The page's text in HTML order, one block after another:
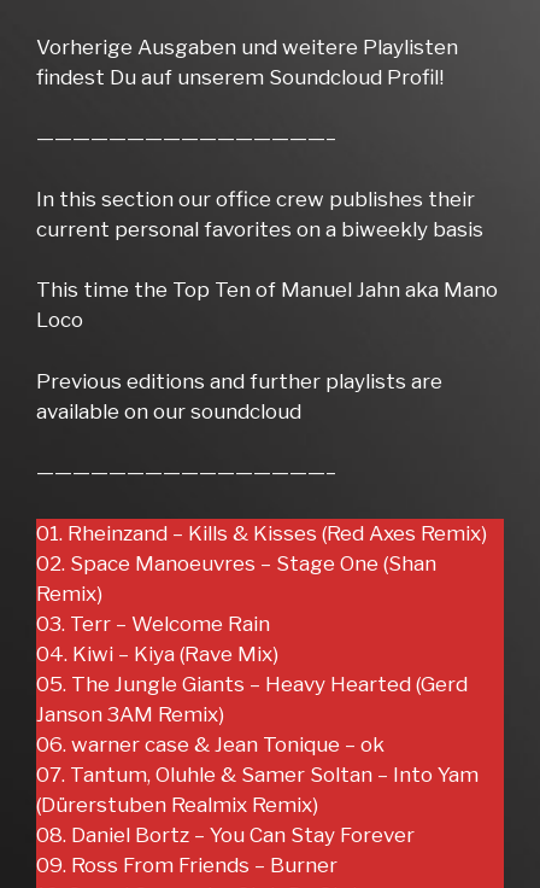
Vorherige Ausgaben und weitere Playlisten
findest Du auf unserem Soundcloud Profil!
————————————————–
In this section our office crew publishes their
current personal favorites on a biweekly basis
This time the Top Ten of Manuel Jahn aka Mano
Loco
Previous editions and further playlists are
available on our soundcloud
————————————————–
01. Rheinzand – Kills & Kisses (Red Axes Remix)
02. Space Manoeuvres – Stage One (Shan
Remix)
03. Terr – Welcome Rain
04. Kiwi – Kiya (Rave Mix)
05. The Jungle Giants – Heavy Hearted (Gerd
Janson 3AM Remix)
06. warner case & Jean Tonique – ok
07. Tantum, Oluhle & Samer Soltan – Into Yam
(Dürerstuben Realmix Remix)
08. Daniel Bortz – You Can Stay Forever
09. Ross From Friends – Burner